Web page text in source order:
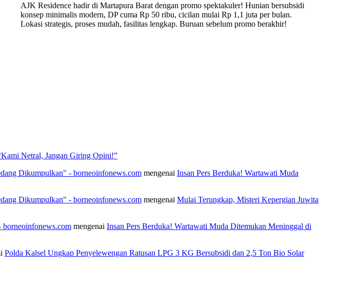
AJK Residence hadir di Martapura Barat dengan promo spektakuler! Hunian bersubsidi
konsep minimalis modern, DP cuma Rp 50 ribu, cicilan mulai Rp 1,1 juta per bulan.
Lokasi strategis, proses mudah, fasilitas lengkap. Buruan sebelum promo berakhir!
Netral, Jangan Giring Opini!”
Dikumpulkan" - borneoinfonews.com mengenai Insan Pers Berduka! Wartawati Muda
Dikumpulkan" - borneoinfonews.com mengenai Mulai Terungkap, Misteri Kepergian Juwita
mengenai Insan Pers Berduka! Wartawati Muda Ditemukan Meninggal di
Polda Kalsel Ungkap Penyelewengan Ratusan LPG 3 KG Bersubsidi dan 2,5 Ton Bio Solar